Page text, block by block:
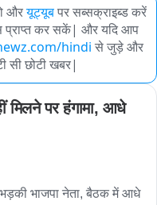
औरयूट्यूबपर सब्सक्राइब्ड करें
प्राप्त कर सकें| और यदि आप
hindi से जुड़े और
सी छोटी खबर|
मिलने पर हंगामा, आधे
भड़की भाजपा नेता, बैठक में आधे